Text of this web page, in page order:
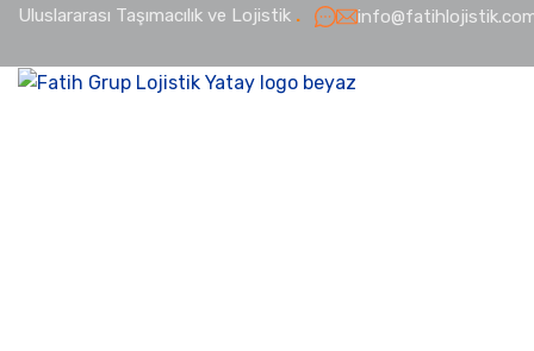
Uluslararası Taşımacılık ve Lojistik .